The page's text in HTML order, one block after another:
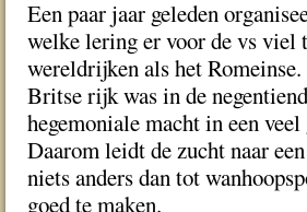
Een paar jaar geleden
welke lering er voor de vs viel
wereldrijken als het
Britse rijk was in de
hegemoniale macht in een
Daarom leidt de zucht naar
niets anders dan tot
goed te maken.